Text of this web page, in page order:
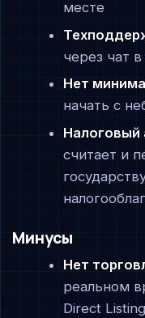
месте
через чат
Нет
начать с
Налоговый
считает и
Минусы
Нет
реальном
Direct